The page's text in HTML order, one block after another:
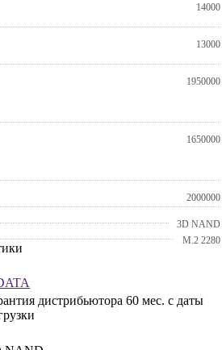
14000
13000
1950000
1650000
2000000
3D NAND
M.2 2280
дистрибьютора 60 мес. с даты